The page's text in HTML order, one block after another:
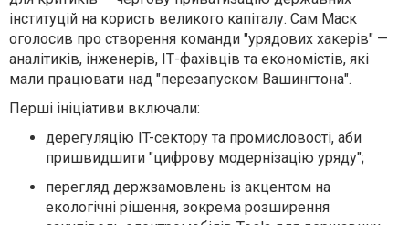
інституцій на користь великого капіталу. Сам Маск
оголосив про створення команди "урядових хакерів" —
аналітиків, інженерів, ІТ-фахівців та економістів, які
мали працювати над "перезапуском Вашингтона".
Перші ініціативи включали:
дерегуляцію IT-сектору та промисловості, аби
пришвидшити "цифрову модернізацію уряду";
перегляд держзамовлень із акцентом на
екологічні рішення, зокрема розширення